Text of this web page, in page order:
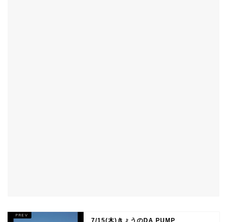
7/15(木)きょうのDA PUMP